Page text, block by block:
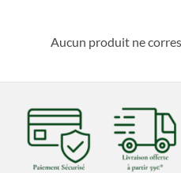
Aucun produit ne